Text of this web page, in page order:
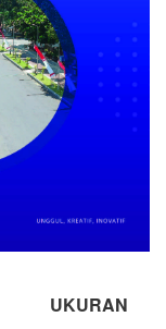
UKURAN